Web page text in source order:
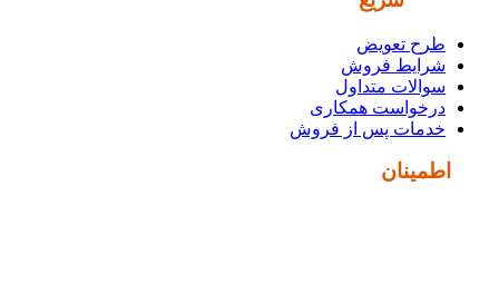
طرح تعویض
شرایط فروش
سوالات متداول
درخواست همکاری
خدمات پس از فروش
اطمینان